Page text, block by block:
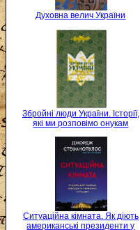
Духовна велич України
Збройні люди України. Історії,
які ми розповімо онукам
Ситуаційна кімната. Як діють
американські президенти у